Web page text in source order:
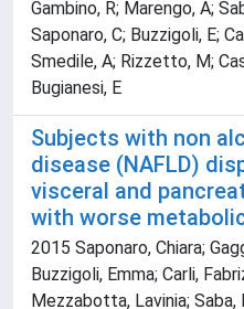
Gambino, R; Marengo, A;
Saponaro, C; Buzzigoli, E;
Smedile, A; Rizzetto, M;
Bugianesi, E
Subjects with non
disease (NAFLD)
visceral and
with worse
2015 Saponaro, Chiara;
Buzzigoli, Emma; Carli,
Mezzabotta, Lavinia;